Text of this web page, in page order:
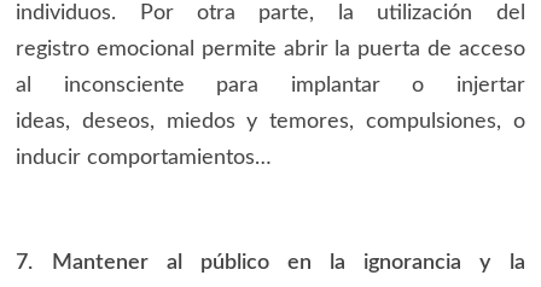
individuos. Por otra parte, la utilización del
registro emocional permite abrir la puerta de acceso
al inconsciente para implantar o injertar
ideas, deseos, miedos y temores, compulsiones, o
inducir comportamientos…
7. Mantener al público en la ignorancia y la